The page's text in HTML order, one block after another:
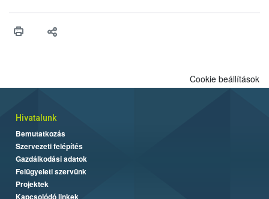
vonni az ebek viselkedésének megítélésében jártas szakértőt.
Cookie beállítások
Hivatalunk
Bemutatkozás
Szervezeti felépítés
Gazdálkodási adatok
Felügyeleti szervünk
Projektek
Kapcsolódó linkek